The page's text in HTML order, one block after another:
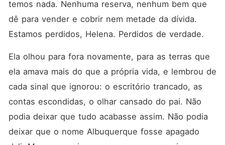
temos nada. Nenhuma reserva, nenhum bem que
dê para vender e cobrir nem metade da dívida.
Estamos perdidos, Helena. Perdidos de verdade.
Ela olhou para fora novamente, para as terras que
ela amava mais do que a própria vida, e lembrou de
cada sinal que ignorou: o escritório trancado, as
contas escondidas, o olhar cansado do pai. Não
podia deixar que tudo acabasse assim. Não podia
deixar que o nome Albuquerque fosse apagado